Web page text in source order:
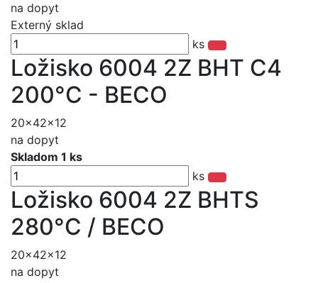
na dopyt
Externý sklad
ks
Ložisko 6004 2Z BHT C4
200°C - BECO
20x42x12
na dopyt
Skladom 1 ks
ks
Ložisko 6004 2Z BHTS
280°C / BECO
20x42x12
na dopyt